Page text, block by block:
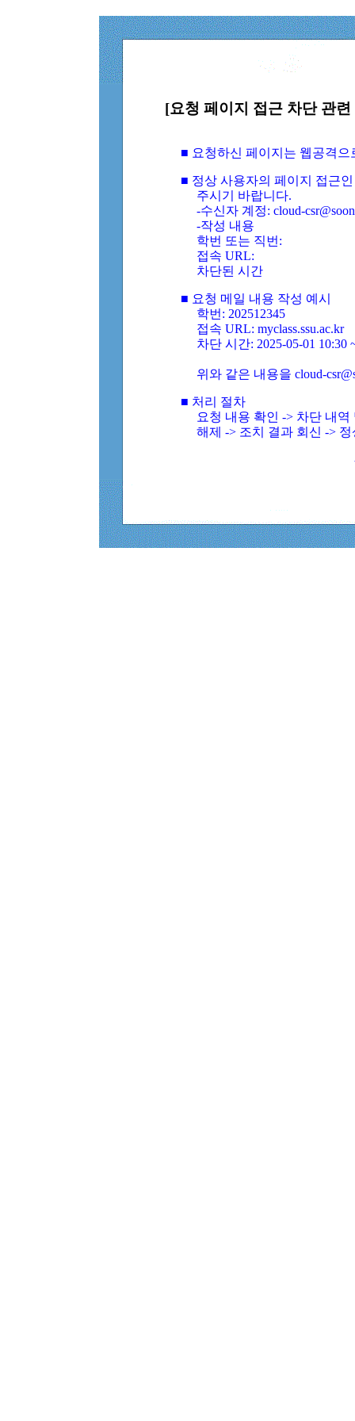
[요청 페이지 접근 차단 관
■ 요청하신 페이지는 웹공격
■ 정상 사용자의 페이지 접근
주시기 바랍니다.
-수신자 계정: cloud-
-작성 내용
학번 또는 직번:
접속 URL:
차단된 시간
■ 요청 메일 내용 작성 예시
학번: 202512345
접속 URL: myclass.ssu.ac.kr
차단 시간: 2025-05-01 10:30
위와 같은 내용을 cloud-
■ 처리 절차
요청 내용 확인 -> 차단 내
해제 -> 조치 결과 회신 ->